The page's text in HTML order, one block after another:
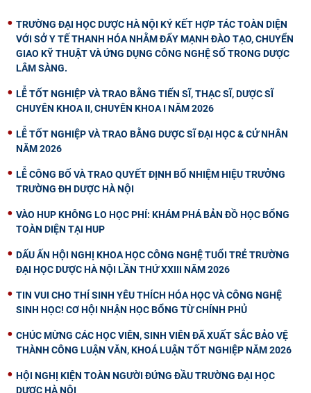
TRƯỜNG ĐẠI HỌC DƯỢC HÀ NỘI KÝ KẾT HỢP TÁC TOÀN DIỆN
VỚI SỞ Y TẾ THANH HÓA NHẰM ĐẨY MẠNH ĐÀO TẠO, CHUYỂN
GIAO KỸ THUẬT VÀ ỨNG DỤNG CÔNG NGHỆ SỐ TRONG DƯỢC
LÂM SÀNG.
LỄ TỐT NGHIỆP VÀ TRAO BẰNG TIẾN SĨ, THẠC SĨ, DƯỢC SĨ
CHUYÊN KHOA II, CHUYÊN KHOA I NĂM 2026
LỄ TỐT NGHIỆP VÀ TRAO BẰNG DƯỢC SĨ ĐẠI HỌC & CỬ NHÂN
NĂM 2026
LỄ CÔNG BỐ VÀ TRAO QUYẾT ĐỊNH BỔ NHIỆM HIỆU TRƯỞNG
TRƯỜNG ĐH DƯỢC HÀ NỘI
VÀO HUP KHÔNG LO HỌC PHÍ: KHÁM PHÁ BẢN ĐỒ HỌC BỔNG
TOÀN DIỆN TẠI HUP
DẤU ẤN HỘI NGHỊ KHOA HỌC CÔNG NGHỆ TUỔI TRẺ TRƯỜNG
ĐẠI HỌC DƯỢC HÀ NỘI LẦN THỨ XXIII NĂM 2026
TIN VUI CHO THÍ SINH YÊU THÍCH HÓA HỌC VÀ CÔNG NGHỆ
SINH HỌC! CƠ HỘI NHẬN HỌC BỔNG TỪ CHÍNH PHỦ
CHÚC MỪNG CÁC HỌC VIÊN, SINH VIÊN ĐÃ XUẤT SẮC BẢO VỆ
THÀNH CÔNG LUẬN VĂN, KHOÁ LUẬN TỐT NGHIỆP NĂM 2026
HỘI NGHỊ KIỆN TOÀN NGƯỜI ĐỨNG ĐẦU TRƯỜNG ĐẠI HỌC
DƯỢC HÀ NỘI